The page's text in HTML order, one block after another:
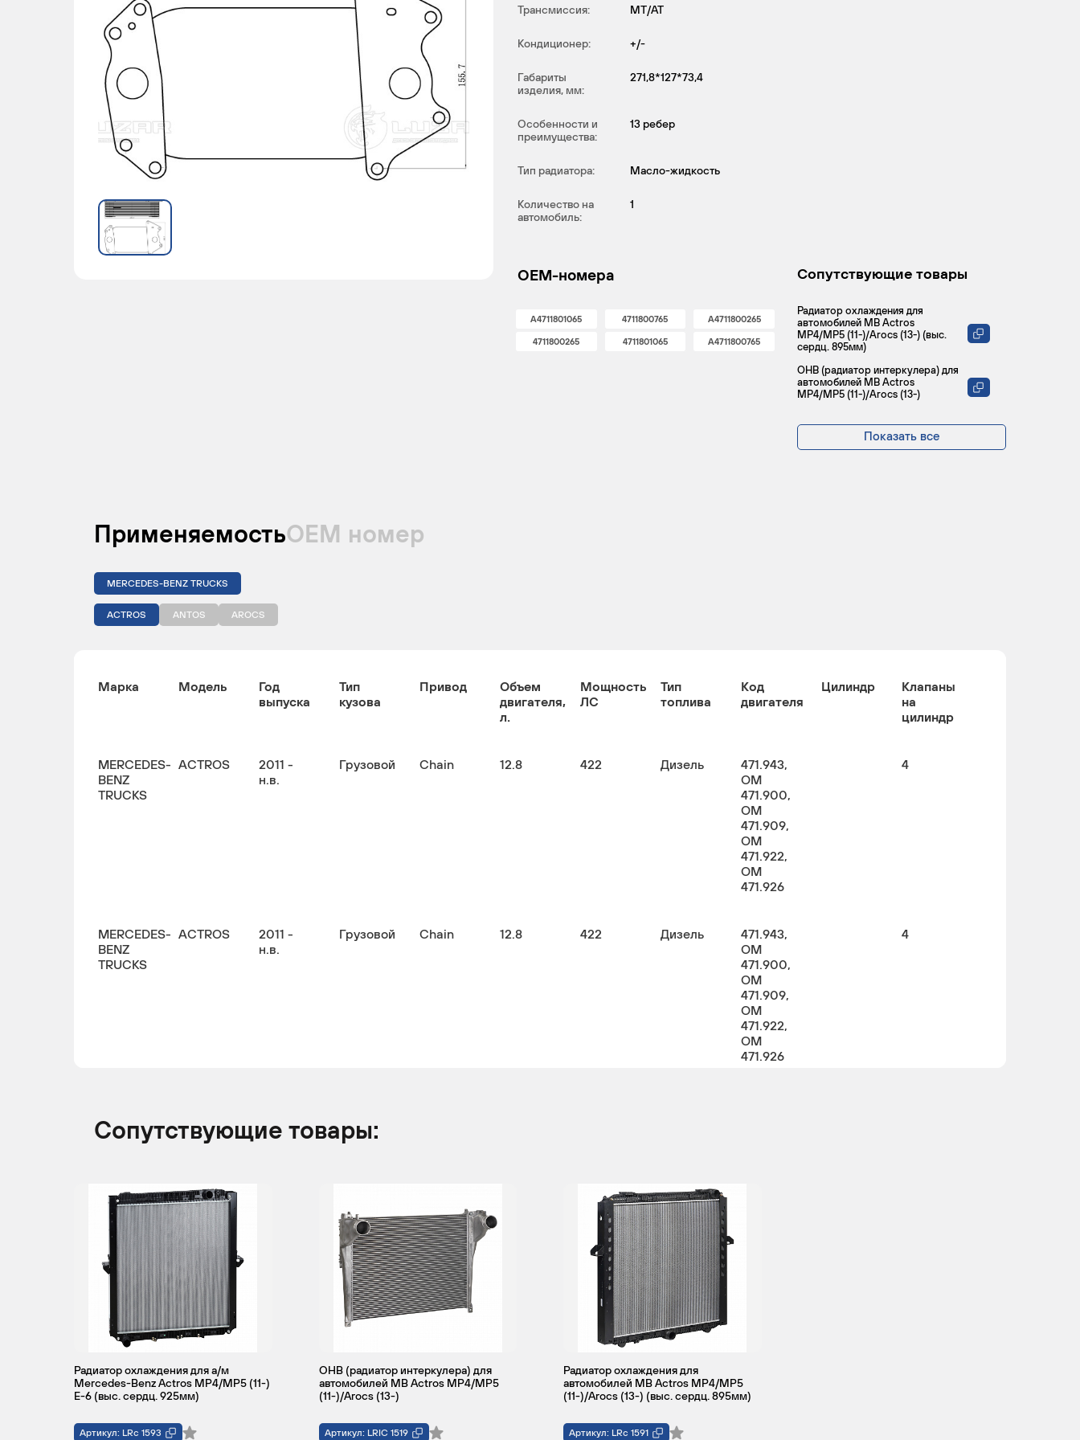
Трансмиссия: MT/AT
Кондиционер: +/-
Габариты
изделия, мм:
271,8*127*73,4
Особенности и
преимущества:
13 ребер
Тип радиатора: Масло-жидкость
Количество на
автомобиль:
1
OEM-номера
A4711801065 4711800765 A4711800265
4711800265 4711801065 A4711800765
Сопутствующие товары
Радиатор охлаждения для
автомобилей MB Actros
MP4/MP5 (11-)/Arocs (13-) (выс.
сердц. 895мм)
ОНВ (радиатор интеркулера) для
автомобилей MB Actros
MP4/MP5 (11-)/Arocs (13-)
Показать все
ПрименяемостьОЕМ номер
MERCEDES-BENZ TRUCKS
ACTROS ANTOS AROCS
Марка Модель
Год
выпуска
Тип
кузова
Привод
Объем
двигателя,
л.
Мощность
ЛС
Тип
топлива
Код
двигателя
Цилиндр
Клапаны
на
цилиндр
MERCEDES-
BENZ
TRUCKS
ACTROS
2011 -
н.в.
Грузовой Chain 12.8 422 Дизель
471.943,
OM
471.900,
OM
471.909,
OM
471.922,
OM
471.926
4
MERCEDES-
BENZ
TRUCKS
ACTROS
2011 -
н.в.
Грузовой Chain 12.8 422 Дизель
471.943,
OM
471.900,
OM
471.909,
OM
471.922,
OM
471.926
4
BENZ
TRUCKS
MERCEDES-
ACTROS Грузовой Chain Дизель
OM
471.926
Сопутствующие товары:
Радиатор охлаждения для а/м
Mercedes-Benz Actros MP4/MP5 (11-)
E-6 (выс. сердц. 925мм)
Артикул: LRc 1593
ОНВ (радиатор интеркулера) для
автомобилей MB Actros MP4/MP5
(11-)/Arocs (13-)
Артикул: LRIC 1519
Радиатор охлаждения для
автомобилей MB Actros MP4/MP5
(11-)/Arocs (13-) (выс. сердц. 895мм)
Артикул: LRc 1591